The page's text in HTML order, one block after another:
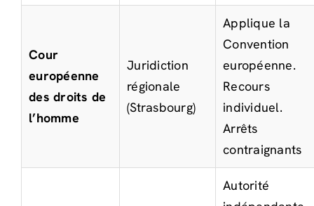
Cour
européenne
des droits de
l’homme
Juridiction
régionale
(Strasbourg)
Applique la
Convention
européenne.
Recours
individuel.
Arrêts
contraignants
Autorité